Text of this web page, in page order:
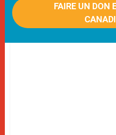
FAIRE UN DON